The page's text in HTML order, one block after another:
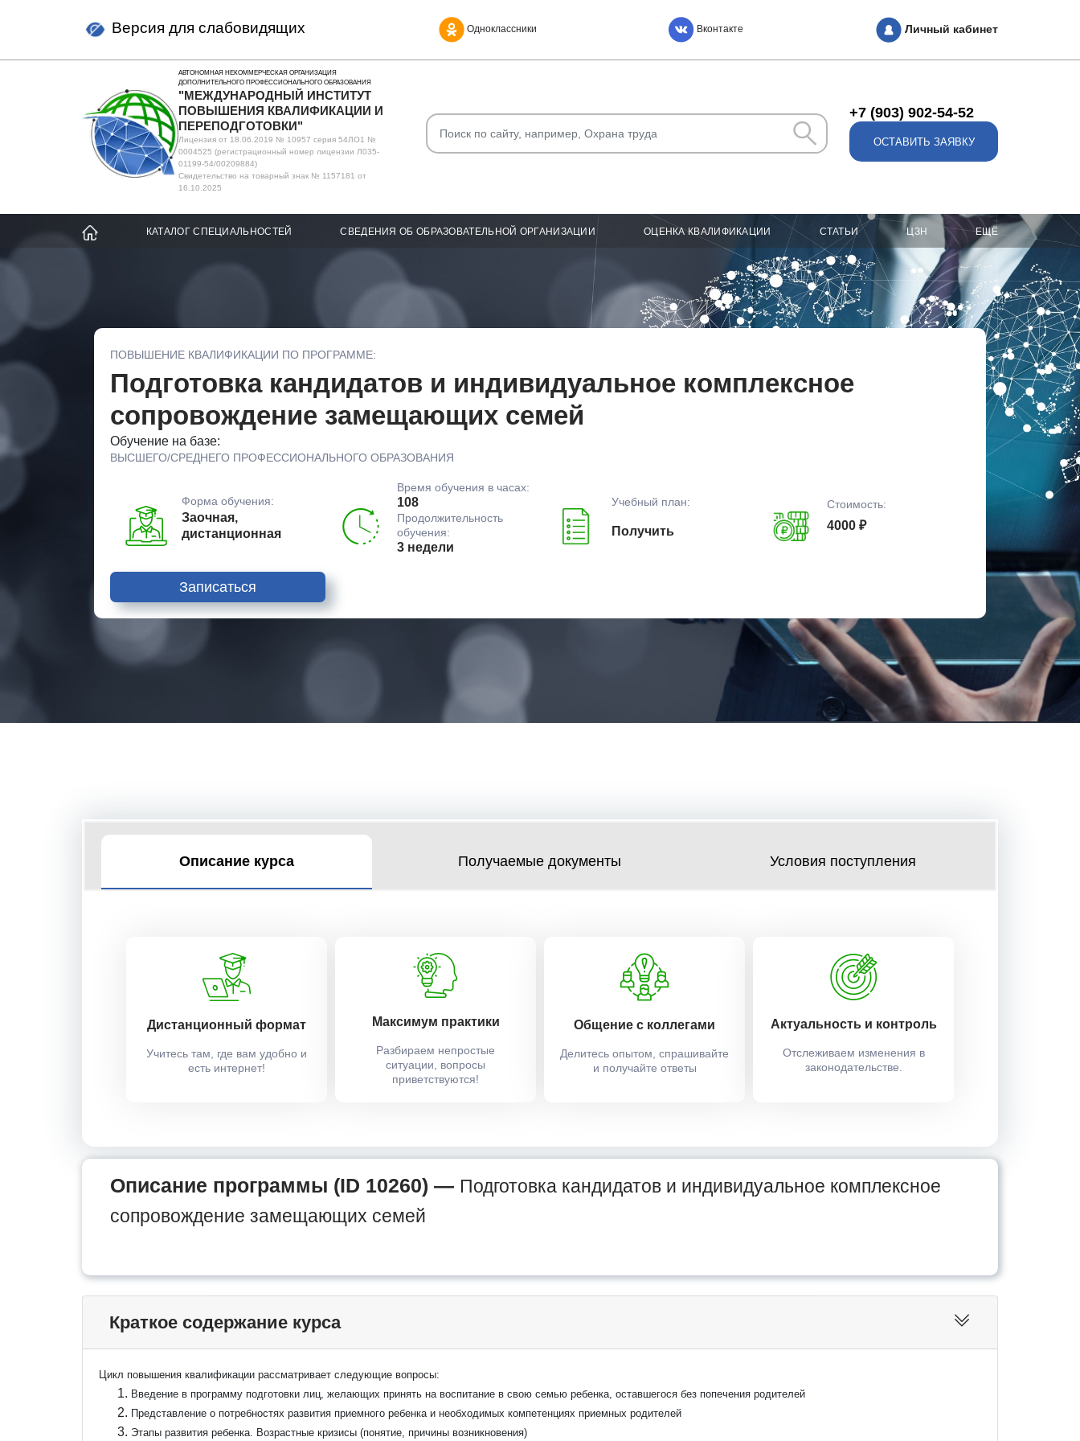
Версия для слабовидящих Одноклассники Вконтакте Личный кабинет
АВТОНОМНАЯ НЕКОММЕРЧЕСКАЯ ОРГАНИЗАЦИЯ
ДОПОЛНИТЕЛЬНОГО ПРОФЕССИОНАЛЬНОГО ОБРАЗОВАНИЯ
"МЕЖДУНАРОДНЫЙ ИНСТИТУТ
ПОВЫШЕНИЯ КВАЛИФИКАЦИИ И
ПЕРЕПОДГОТОВКИ"
Лицензия от 18.06.2019 № 10957 серия 54ЛО1 №
0004525 (регистрационный номер лицензии Л035-
01199-54/00209884)
Свидетельство на товарный знак № 1157181 от
16.10.2025
+7 (903) 902-54-52
ОСТАВИТЬ ЗАЯВКУ
КАТАЛОГ СПЕЦИАЛЬНОСТЕЙ СВЕДЕНИЯ ОБ ОБРАЗОВАТЕЛЬНОЙ ОРГАНИЗАЦИИ ОЦЕНКА КВАЛИФИКАЦИИ СТАТЬИ ЦЗН ЕЩЁ
ПОВЫШЕНИЕ КВАЛИФИКАЦИИ ПО ПРОГРАММЕ:
Подготовка кандидатов и индивидуальное комплексное
сопровождение замещающих семей
Обучение на базе:
ВЫСШЕГО/СРЕДНЕГО ПРОФЕССИОНАЛЬНОГО ОБРАЗОВАНИЯ
Форма обучения:
Заочная,
дистанционная
Время обучения в часах:
108
Продолжительность
обучения:
3 недели
Учебный план:
Получить
Стоимость:
4000 ₽
Записаться
Описание курса Получаемые документы Условия поступления
Дистанционный формат
Учитесь там, где вам удобно и
есть интернет!
Максимум практики
Разбираем непростые
ситуации, вопросы
приветствуются!
Общение с коллегами
Делитесь опытом, спрашивайте
и получайте ответы
Актуальность и контроль
Отслеживаем изменения в
законодательстве.
Описание программы (ID 10260) — Подготовка кандидатов и индивидуальное комплексное
сопровождение замещающих семей
Краткое содержание курса
Цикл повышения квалификации рассматривает следующие вопросы:
Введение в программу подготовки лиц, желающих принять на воспитание в свою семью ребенка, оставшегося без попечения родителей
Представление о потребностях развития приемного ребенка и необходимых компетенциях приемных родителей
Этапы развития ребенка. Возрастные кризисы (понятие, причины возникновения)